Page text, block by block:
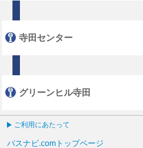
寺田センター
グリーンヒル寺田
ご利用にあたって
バスナビ.comトップページ